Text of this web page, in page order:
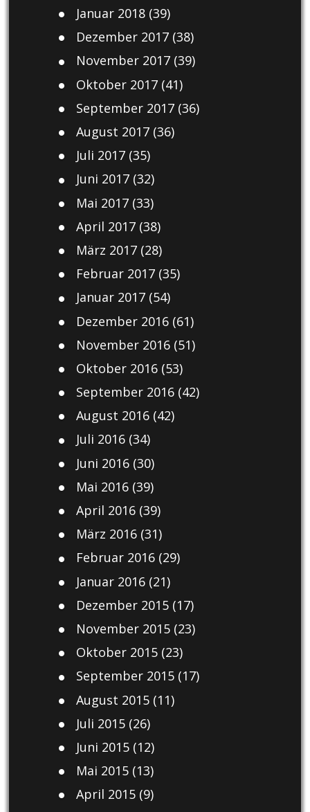
Januar 2018(39)
Dezember 2017(38)
November 2017(39)
Oktober 2017(41)
September 2017(36)
August 2017(36)
Juli 2017(35)
Juni 2017(32)
Mai 2017(33)
April 2017(38)
März 2017(28)
Februar 2017(35)
Januar 2017(54)
Dezember 2016(61)
November 2016(51)
Oktober 2016(53)
September 2016(42)
August 2016(42)
Juli 2016(34)
Juni 2016(30)
Mai 2016(39)
April 2016(39)
März 2016(31)
Februar 2016(29)
Januar 2016(21)
Dezember 2015(17)
November 2015(23)
Oktober 2015(23)
September 2015(17)
August 2015(11)
Juli 2015(26)
Juni 2015(12)
Mai 2015(13)
April 2015(9)